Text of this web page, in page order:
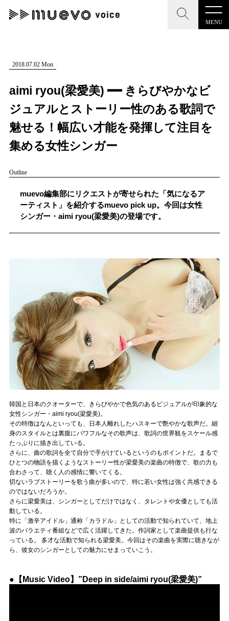
MENU
CLOSE
記事を検索する
人気ワード
#ヒップホップ #男性シンガーグループ #R&B/ソウル
CLOSE
"読者の声を形にする”音楽特化メディア
プレスリリース一覧
会社概要
お問い合わせ
muevoクラウドファンディング
muevoコミュニティ
ぶいクラ！by muevo
ぶいコミュ！by muevo
ぶいマガ！ by muevo
Follow us
Official SNS
2018.07.02 Mon
aimi ryou(梁愛美) ━━ きらびやかなビ
ジュアルとストーリー性のある歌詞で
魅せる！幅広い才能を発揮して注目を
集める女性シンガー
Outline
muevo編集部にリクエストが寄せられた「気になるア
ーティスト」を紹介するmuevo pick up。今回は女性
シンガー・aimi ryou(梁愛美)の登場です。
韓国と日本のクオーターで、きらびやかで色気のあるビジュアルが印象的な
女性シンガー・aimi ryou(梁愛美)。
その特徴はなんといっても、日本人離れしたハスキーで艶やかな歌声だ。細
身のスタイルとは裏腹にパワフルなその歌声は、歌詞の世界観をスケール感
たっぷりに描き出している。
さらに、曲の歌詞を全て自分で手がけているというのもポイントだ。まるで
ひとつの物語を描くようなストーリー性が梁愛美の楽曲の特徴で、歌の力も
合わさって、聴く人の感情に響いてくる。
切ないラブストーリーを歌う曲が多いので、特に若い女性は強く共感できる
のではないだろうか。
さらに梁愛美は、シンガーとしてだけではなく、タレントや女優としても活
動している。
特に「激辛アイドル」通称「カラドル」としての活動で知られていて、地上
波のバラエティ番組などで広く活躍してきた。作詞家として楽曲提供も行な
っている。 多才な活動で知られる梁愛美。今回はその楽曲を実際に聴きなが
ら、彼女のシンガーとしての魅力にせまっていこう。
●【Music Video】”Deep in side/aimi ryou(梁愛美)”